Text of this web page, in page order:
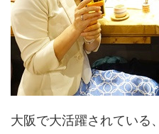
大阪で大活躍されている